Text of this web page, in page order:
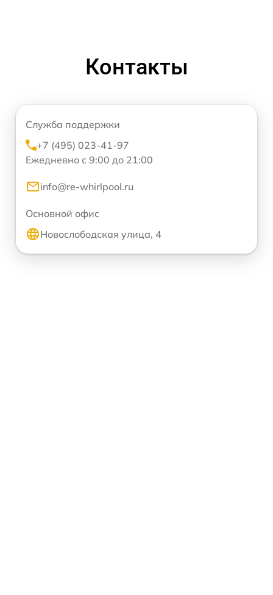
Контакты
Служба поддержки
+7 (495) 023-41-97
Ежедневно с 9:00 до 21:00
info@re-whirlpool.ru
Основной офис
Новослободская улица, 4